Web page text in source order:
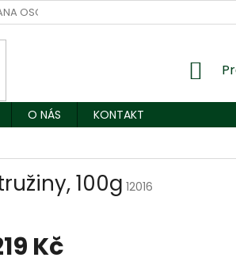
OSOBNÍCH ÚDAJŮ
O NÁS
KONTAKT
100g 12016
Kč